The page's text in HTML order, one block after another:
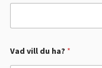
p
s
Vad vill du ha? *